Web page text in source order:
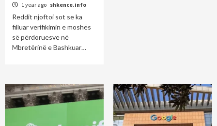
1 year ago shkence.info
Reddit njoftoi sot se ka
filluar verifikimin e moshës
së përdoruesve në
Mbretërinë e Bashkuar…